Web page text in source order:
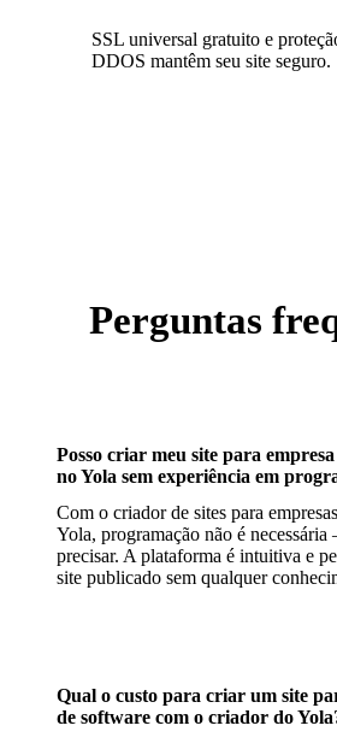
SSL universal gratuito e
DDOS mantêm seu site seguro.
Perguntas
Posso criar meu site para
no Yola sem experiência em
Com o criador de sites para
Yola, programação não é
precisar. A plataforma é intuitiva e
site publicado sem qualquer
Qual o custo para criar um site
de software com o criador do